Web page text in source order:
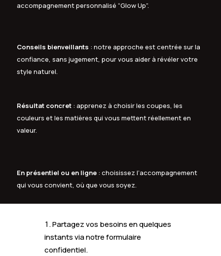
accompagnement personnalisé “Glow Up”.
Conseils bienveillants : notre approche est centrée sur la
confiance, sans jugement, pour vous aider à révéler votre
style naturel.
Résultat concret: apprenez à choisir les coupes, les
couleurs et les matières qui vous mettent réellement en
valeur.
En présentiel ou en ligne: choisissez l’accompagnement
qui vous convient, où que vous soyez.
Partagez vos besoins en quelques
instants via notre formulaire
confidentiel.